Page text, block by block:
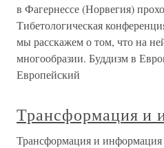
в Фагернессе (Норвегия)
Тибетологическая
мы расскажем о том, что на
многообразии. Буддизм в
Европейский
Трансформация и
Трансформация и информация